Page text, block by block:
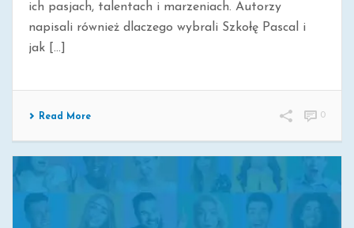
ich pasjach, talentach i marzeniach. Autorzy
napisali również dlaczego wybrali Szkołę Pascal i
jak [...]
Read More 0